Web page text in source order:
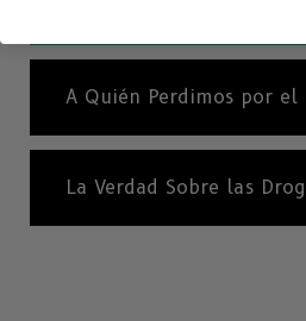
A Quién Perdimos por el
La Verdad Sobre las